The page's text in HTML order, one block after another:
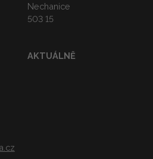
Nechanice
503 15
AKTUÁLNĚ